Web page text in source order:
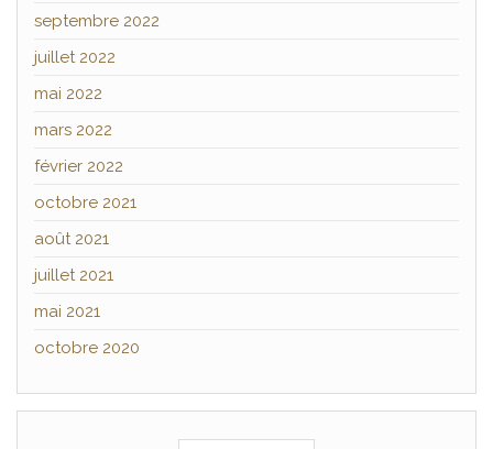
septembre 2022
juillet 2022
mai 2022
mars 2022
février 2022
octobre 2021
août 2021
juillet 2021
mai 2021
octobre 2020